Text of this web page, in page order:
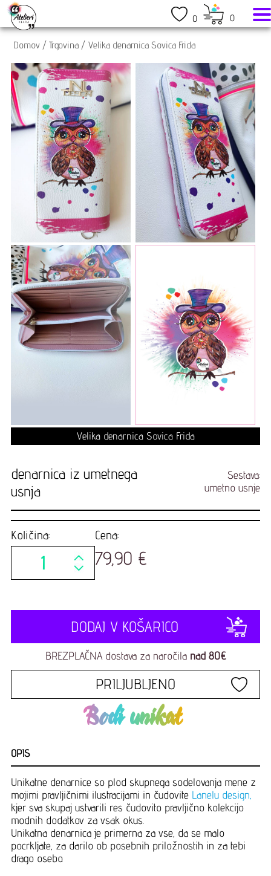
0 0
Domov / Trgovina / Velika denarnica Sovica Frida
Velika denarnica Sovica Frida
denarnica iz umetnega
usnja
Sestava:
umetno usnje
Količina: Cena:
79,90 €
DODAJ V KOŠARICO
BREZPLAČNA dostava za naročila nad 80€
PRILJUBLJENO
Bodi unikat
OPIS
Unikatne denarnice so plod skupnega sodelovanja mene z
mojimi pravljičnimi ilustracijami in čudovite Lanelu design,
kjer sva skupaj ustvarili res čudovito pravljično kolekcijo
modnih dodatkov za vsak okus.
Unikatna denarnica je primerna za vse, da se malo
pocrkljate, za darilo ob posebnih priložnostih in za tebi
drago osebo.